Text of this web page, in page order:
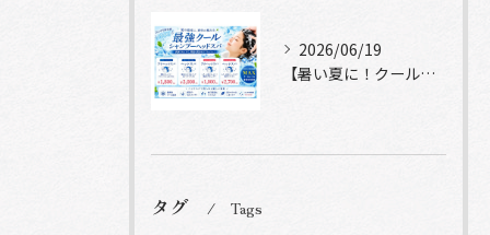
2026/06/19
【暑い夏に！クールシャンプーヘッドスパ】
タグ Tags